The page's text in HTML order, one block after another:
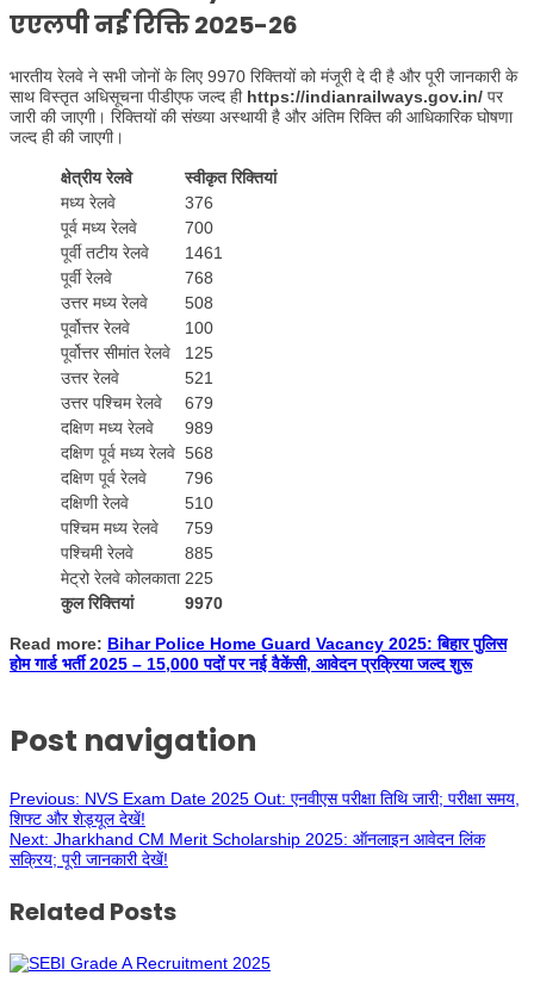
एएलपी नई रिक्ति 2025-26
भारतीय रेलवे ने सभी जोनों के लिए 9970 रिक्तियों को मंजूरी दे दी है और पूरी जानकारी के
साथ विस्तृत अधिसूचना पीडीएफ जल्द ही https://indianrailways.gov.in/ पर
जारी की जाएगी। रिक्तियों की संख्या अस्थायी है और अंतिम रिक्ति की आधिकारिक घोषणा
जल्द ही की जाएगी।
क्षेत्रीय रेलवे
स्वीकृत रिक्तियां
मध्य रेलवे
376
पूर्व मध्य रेलवे
700
पूर्वी तटीय रेलवे
1461
पूर्वी रेलवे
768
उत्तर मध्य रेलवे
508
पूर्वोत्तर रेलवे
100
पूर्वोत्तर सीमांत रेलवे
125
उत्तर रेलवे
521
उत्तर पश्चिम रेलवे
679
दक्षिण मध्य रेलवे
989
दक्षिण पूर्व मध्य रेलवे 568
दक्षिण पूर्व रेलवे
796
दक्षिणी रेलवे
510
पश्चिम मध्य रेलवे
759
पश्चिमी रेलवे
885
मेट्रो रेलवे कोलकाता 225
कुल रिक्तियां
9970
Read more: Bihar Police Home Guard Vacancy 2025: बिहार पुलिस
होम गार्ड भर्ती 2025 – 15,000 पदों पर नई वैकेंसी, आवेदन प्रक्रिया जल्द शुरू
Post navigation
Previous: NVS Exam Date 2025 Out: एनवीएस परीक्षा तिथि जारी; परीक्षा समय,
शिफ्ट और शेड्यूल देखें!
Next: Jharkhand CM Merit Scholarship 2025: ऑनलाइन आवेदन लिंक
सक्रिय; पूरी जानकारी देखें!
Related Posts